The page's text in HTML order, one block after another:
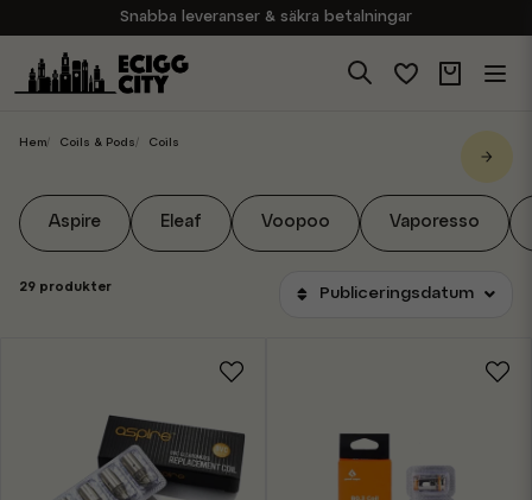
Snabba leveranser & säkra betalningar
Handla i vår butik på Sveavägen
Brett sortiment av produkter
Hem Coils & Pods Coils
Aspire Eleaf Voopoo Vaporesso
29 produkter Publiceringsdatum